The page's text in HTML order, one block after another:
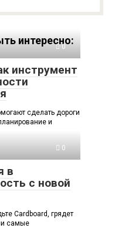
интересно:
0
инструмент
сделать дороги
и
0
в
с новой
Cardboard, грядет
самые